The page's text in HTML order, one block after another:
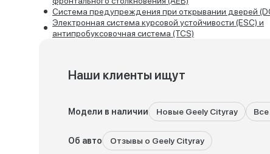
Система предупреждения при открывании дверей
Электронная система курсовой устойчивости (ESС) и
антипробуксовочная система (TCS)
Наши клиенты ищут
Модели в наличии Новые Geely Cityray
Об авто Отзывы о Geely Cityray